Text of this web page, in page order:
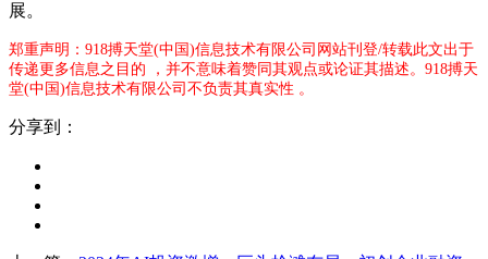
展。
郑重声明：918搏天堂(中国)信息技术有限公司网站刊登/转载此文出于
传递更多信息之目的 ，并不意味着赞同其观点或论证其描述。918搏天
堂(中国)信息技术有限公司不负责其真实性 。
分享到：